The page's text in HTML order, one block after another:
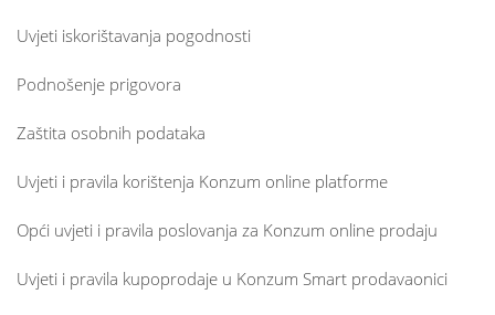
Uvjeti iskorištavanja pogodnosti
Podnošenje prigovora
Zaštita osobnih podataka
Uvjeti i pravila korištenja Konzum online platforme
Opći uvjeti i pravila poslovanja za Konzum online prodaju
Uvjeti i pravila kupoprodaje u Konzum Smart prodavaonici